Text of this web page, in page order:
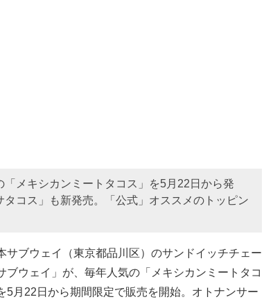
メキシカンミートタコス」を5月22日から発
コス」も新発売。「公式」オススメのトッピン
ブウェイ（東京都品川区）のサンドイッチチェー
ブウェイ」が、毎年人気の「メキシカンミートタコ
5月22日から期間限定で販売を開始。オトナンサー